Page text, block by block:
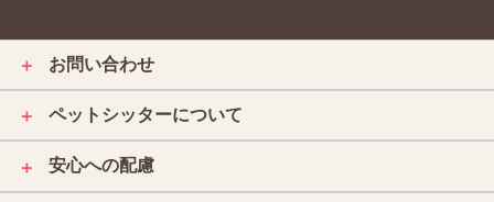
＋ お問い合わせ
＋ ペットシッターについて
＋ 安心への配慮